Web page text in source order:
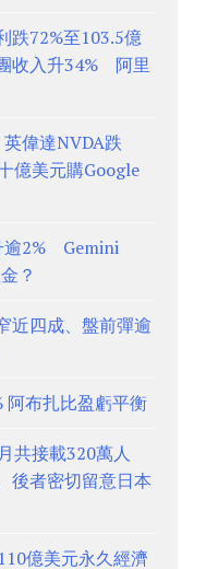
跌72%至103.5億
收入升34% 阿里
偉達NVDA跌
億美元購Google
逾2% Gemini
？
近四成、盤前彈逾
阿布扎比盈虧平衡
共接載320萬人
者密切留意日本
億美元永久經濟